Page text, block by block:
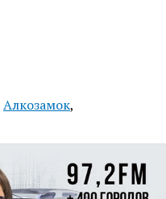
Алкозамок,